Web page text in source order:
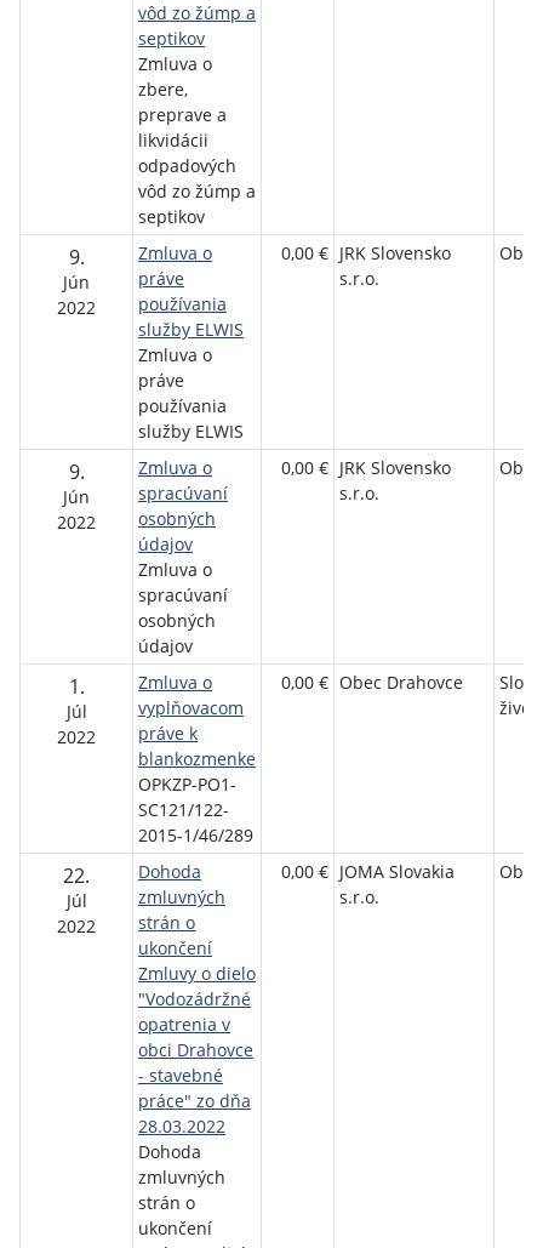
vôd zo žúmp a
septikov
Zmluva o
zbere,
preprave a
likvidácii
odpadových
vôd zo žúmp a
septikov
9.
Jún
2022
Zmluva o
práve
používania
služby ELWIS
Zmluva o
práve
používania
služby ELWIS
0,00 € JRK Slovensko
s.r.o.
9.
Jún
2022
Zmluva o
spracúvaní
osobných
údajov
Zmluva o
spracúvaní
osobných
údajov
0,00 € JRK Slovensko
s.r.o.
1.
Júl
2022
Zmluva o
vyplňovacom
práve k
blankozmenke
OPKZP-PO1-
SC121/122-
2015-1/46/289
0,00 € Obec Drahovce
22.
Júl
2022
Dohoda
zmluvných
strán o
ukončení
Zmluvy o dielo
"Vodozádržné
opatrenia v
obci Drahovce
- stavebné
práce" zo dňa
28.03.2022
Dohoda
zmluvných
strán o
ukončení
0,00 € JOMA Slovakia
s.r.o.